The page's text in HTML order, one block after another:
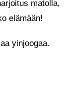
matolla,
elämään!
yinjoogaa.